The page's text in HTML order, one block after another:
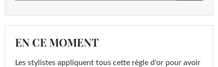
EN CE MOMENT
Les stylistes appliquent tous cette règle d'or pour avoir